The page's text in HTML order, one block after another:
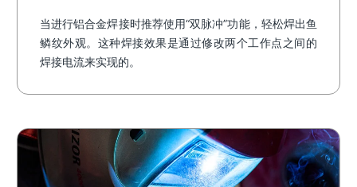
当进行铝合金焊接时推荐使用“双脉冲”功能，轻松焊出鱼
鳞纹外观。这种焊接效果是通过修改两个工作点之间的
焊接电流来实现的。